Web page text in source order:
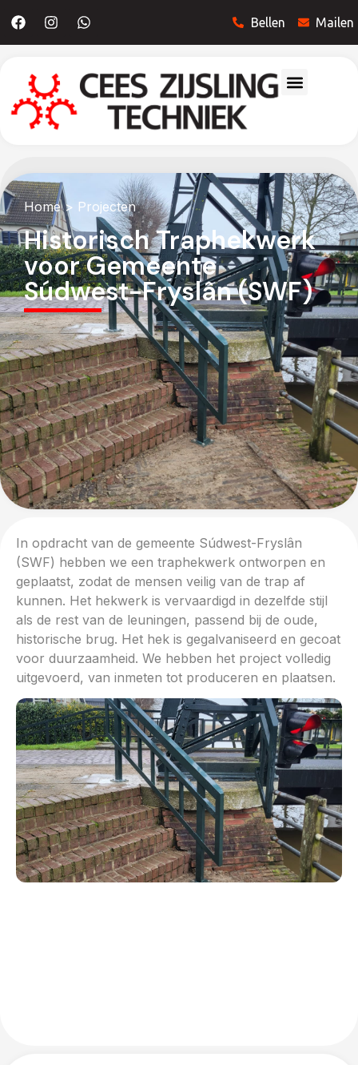
Bellen Mailen
Home> Projecten
Historisch Traphekwerk
voor Gemeente
Súdwest-Fryslân (SWF)
In opdracht van de gemeente Súdwest-Fryslân
(SWF) hebben we een traphekwerk ontworpen en
geplaatst, zodat de mensen veilig van de trap af
kunnen. Het hekwerk is vervaardigd in dezelfde stijl
als de rest van de leuningen, passend bij de oude,
historische brug. Het hek is gegalvaniseerd en gecoat
voor duurzaamheid. We hebben het project volledig
uitgevoerd, van inmeten tot produceren en plaatsen.